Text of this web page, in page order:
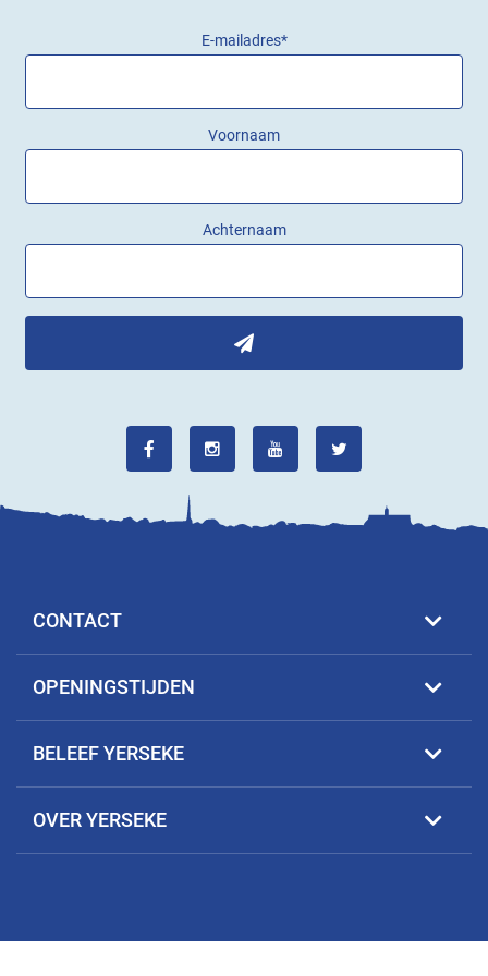
E-mailadres*
Voornaam
Achternaam
CONTACT
OPENINGSTIJDEN
BELEEF YERSEKE
OVER YERSEKE